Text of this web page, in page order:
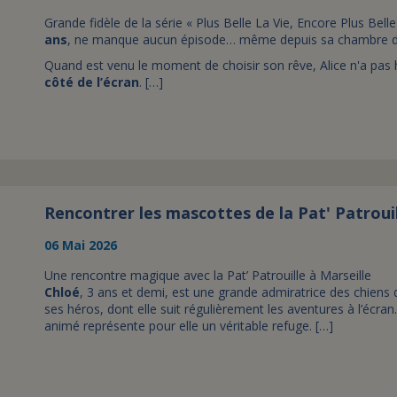
Grande fidèle de la série « Plus Belle La Vie, Encore Plus
ans, ne manque aucun épisode… même depuis sa chambre
Quand est venu le moment de choisir son rêve, Alice n'a
côté de l’écran. […]
Rencontrer les mascottes de la Pat'
06 Mai 2026
Une rencontre magique avec la Pat’ Patrouille à Marseille
Chloé, 3 ans et demi, est une grande admiratrice des chiens
ses héros, dont elle suit régulièrement les aventures à
animé représente pour elle un véritable refuge. […]